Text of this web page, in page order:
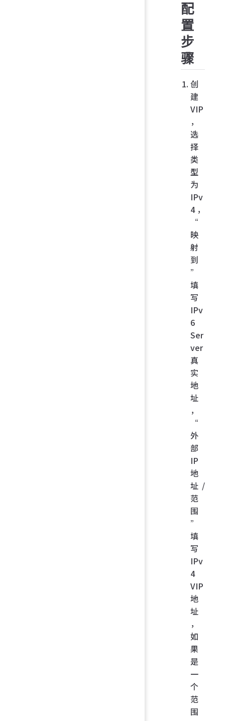
配
置
步
骤
创
建
VIP
，
选
择
类
型
为
IPv
4，
“
映
射
到
”
填
写
IPv
6
Ser
ver
真
实
地
址
，
“
外
部
IP
地
址/
范
围
”
填
写
IPv
4
VIP
地
址
，
如
果
是
一
个
范
围